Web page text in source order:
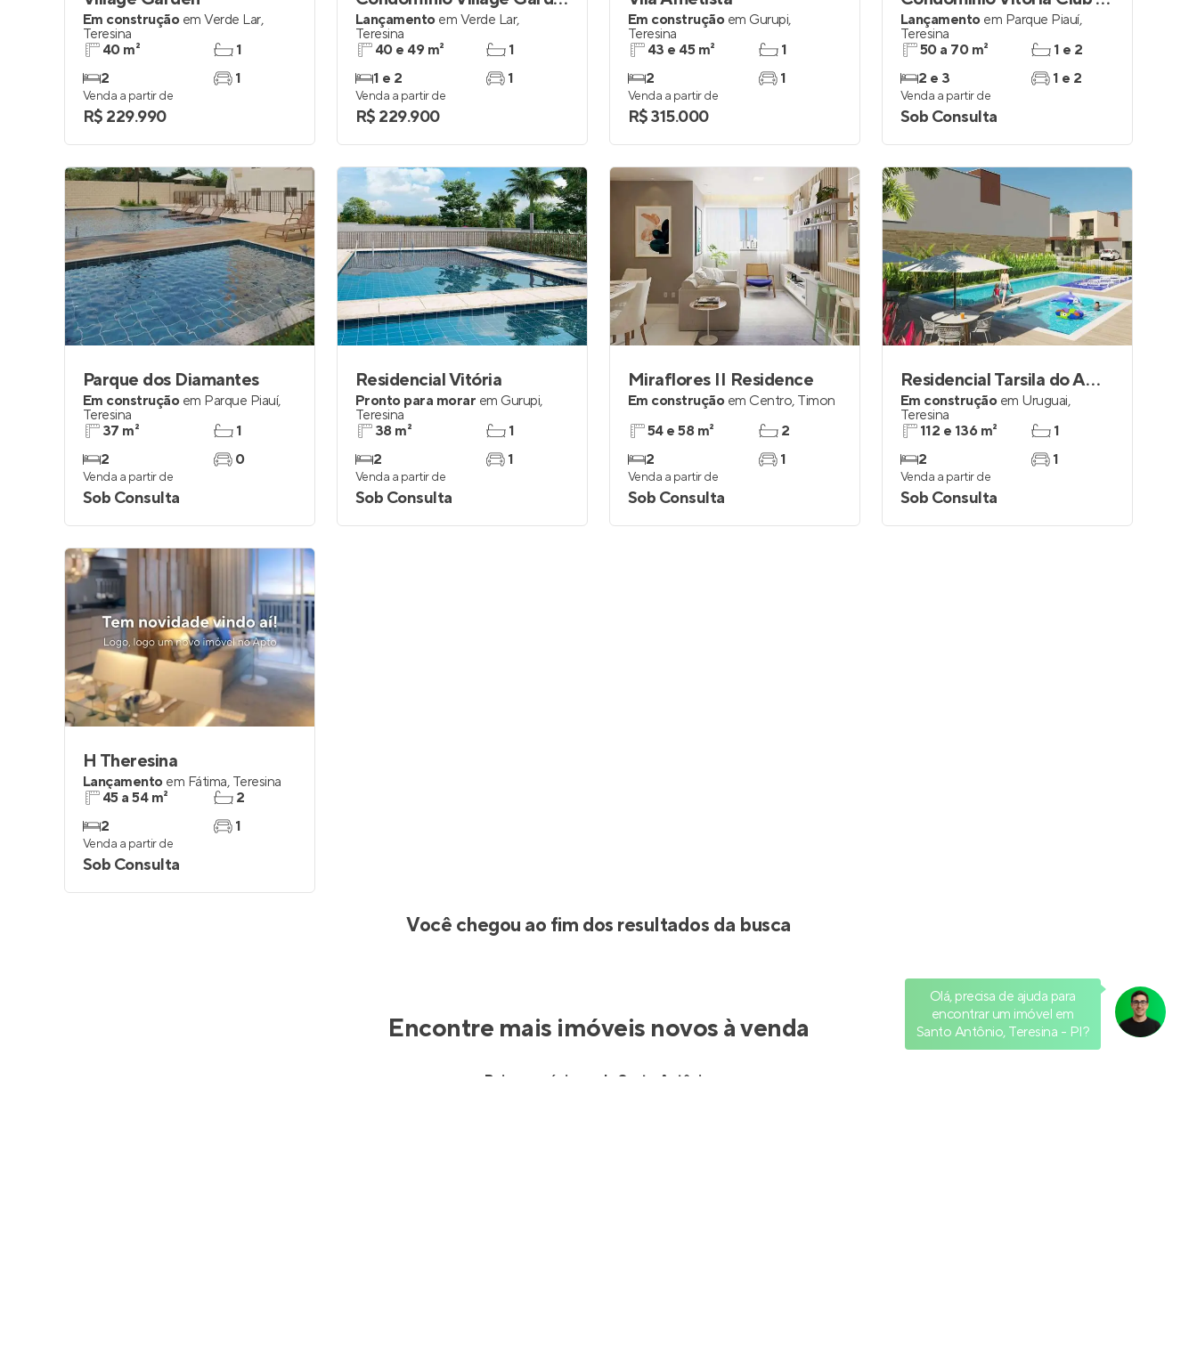
Em construção em Verde Lar,
Teresina
40 m²
2
1
1
Venda a partir de
R$ 229.990
Lançamento em Verde Lar,
Teresina
40 e 49 m²
1 e 2
1
1
Venda a partir de
R$ 229.900
Em construção em Gurupi,
Teresina
43 e 45 m²
2
1
1
Venda a partir de
R$ 315.000
Lançamento em Parque Piauí,
Teresina
50 a 70 m²
2 e 3
1 e 2
1 e 2
Venda a partir de
Sob Consulta
Parque dos Diamantes
Em construção em Parque Piauí,
Teresina
37 m²
2
1
0
Venda a partir de
Sob Consulta
Residencial Vitória
Pronto para morar em Gurupi,
Teresina
38 m²
2
1
1
Venda a partir de
Sob Consulta
Miraflores II Residence
Em construção em Centro, Timon
54 e 58 m²
2
2
1
Venda a partir de
Sob Consulta
Residencial Tarsila do Amaral
Em construção em Uruguai,
Teresina
112 e 136 m²
2
1
1
Venda a partir de
Sob Consulta
H Theresina
Lançamento em Fátima, Teresina
45 a 54 m²
2
2
1
Venda a partir de
Sob Consulta
Você chegou ao fim dos resultados da busca
Encontre mais imóveis novos à venda
Bairros próximos de Santo Antônio
Olá, precisa de ajuda para
encontrar um imóvel em
Santo Antônio, Teresina - PI?